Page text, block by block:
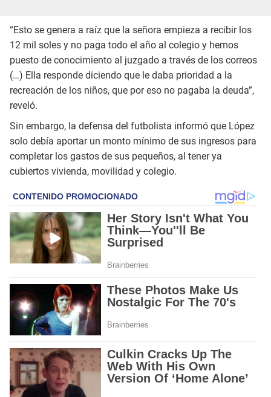
“Esto se genera a raíz que la señora empieza a recibir los
12 mil soles y no paga todo el año al colegio y hemos
puesto de conocimiento al juzgado a través de los correos
(…) Ella responde diciendo que le daba prioridad a la
recreación de los niños, que por eso no pagaba la deuda”,
reveló.
Sin embargo, la defensa del futbolista informó que López
solo debía aportar un monto mínimo de sus ingresos para
completar los gastos de sus pequeños, al tener ya
cubiertos vivienda, movilidad y colegio.